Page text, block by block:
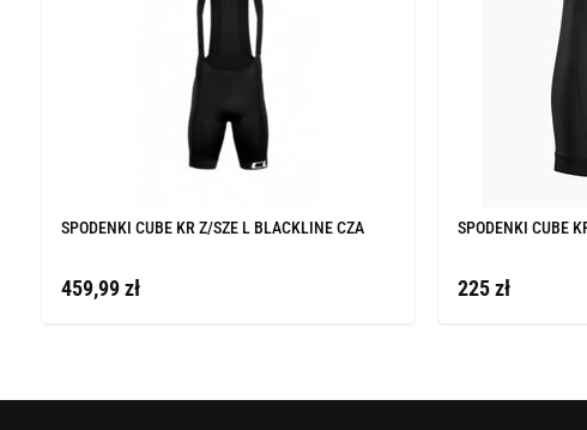
SPODENKI CUBE KR Z/SZE L BLACKLINE CZA
459,99 zł
SPODENKI CUBE
225 zł